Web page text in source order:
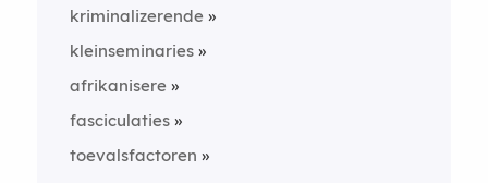
kriminalizerende
kleinseminaries
afrikanisere
fasciculaties
toevalsfactoren